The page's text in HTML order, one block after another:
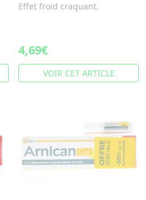
Effet froid craquant.
4,69€
VOIR CET ARTICLE